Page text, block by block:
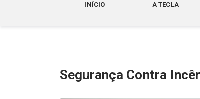
INÍCIO A TECLA
Segurança Contra